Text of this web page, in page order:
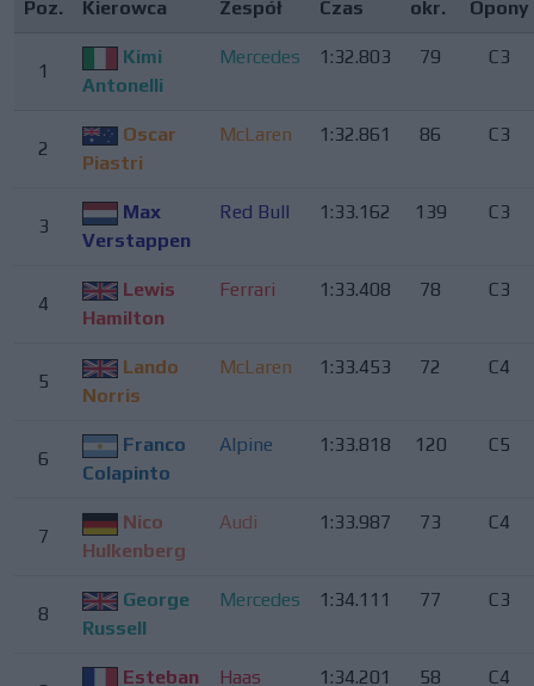
Poz. Kierowca Zespół Czas
okr.
Opony
1
Kimi
Antonelli
Mercedes 1:32.803 79 C3
2
Oscar
Piastri
McLaren 1:32.861 86 C3
3
Max
Verstappen
Red Bull 1:33.162 139 C3
4
Lewis
Hamilton
Ferrari 1:33.408 78 C3
5
Lando
Norris
McLaren 1:33.453 72 C4
6
Franco
Colapinto
Alpine 1:33.818 120 C5
7
Nico
Hulkenberg
Audi 1:33.987 73 C4
8
George
Russell
Mercedes 1:34.111 77 C3
Esteban
Haas 1:34.201 58 C4